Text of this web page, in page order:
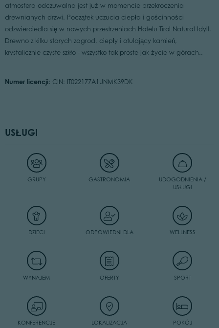
atmosfera odczuwalna jest już w momencie przekroczenia
drewnianych drzwi. Początek uczucia ciepła i gościnności
odzwierciedla się w nowych przestrzeniach Hotelu Tirol Natural Idyll.
Drewno z kilku starych zagrod, ciepły i otulający kamień,
krystalicznie czyste szkło - wszystko tak proste jak życie w górach..
Numer licencji: CIN: IT022177A1UNMK39DK
USŁUGI
GRUPY GASTRONOMIA
UDOGODNIENIA /
USŁUGI
DZIECI ODPOWIEDNI DLA WELLNESS
WYNAJEM OFERTY SPORT
KONFERENCJE LOKALIZACJA POKÓJ